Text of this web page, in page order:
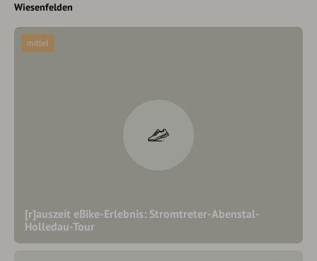
Wiesenfelden
[r]auszeit eBike-Erlebnis: Stromtreter-Abenstal-
Holledau-Tour
mittel